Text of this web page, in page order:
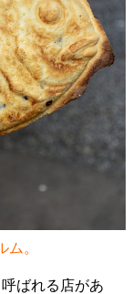
。
ばれる店があ